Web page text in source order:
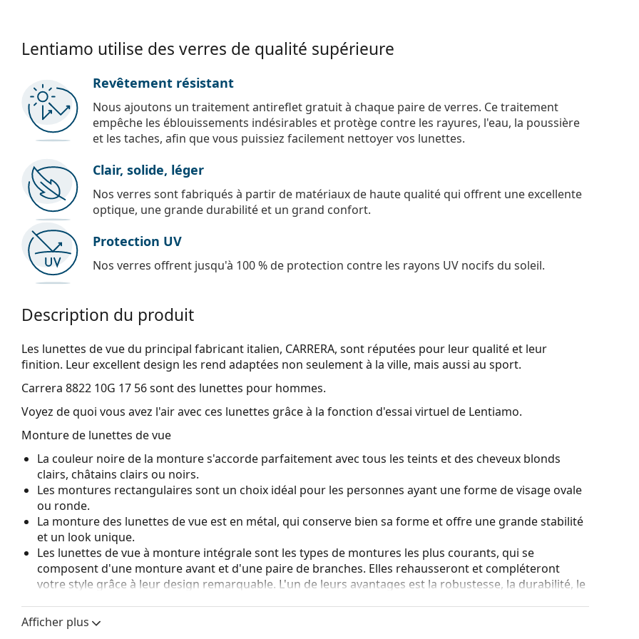
Lentiamo utilise des verres de qualité supérieure
Revêtement résistant
Nous ajoutons un traitement antireflet gratuit à chaque paire de verres. Ce traitement
empêche les éblouissements indésirables et protège contre les rayures, l'eau, la poussière
et les taches, afin que vous puissiez facilement nettoyer vos lunettes.
Clair, solide, léger
Nos verres sont fabriqués à partir de matériaux de haute qualité qui offrent une excellente
optique, une grande durabilité et un grand confort.
Protection UV
Nos verres offrent jusqu'à 100 % de protection contre les rayons UV nocifs du soleil.
Description du produit
Les lunettes de vue du principal fabricant italien, CARRERA, sont réputées pour leur qualité et leur
finition. Leur excellent design les rend adaptées non seulement à la ville, mais aussi au sport.
Carrera 8822 10G 17 56sont des lunettes pour hommes.
Voyez de quoi vous avez l'air avec ces lunettes grâce à la fonction d'essai virtuel de Lentiamo.
Monture de lunettes de vue
La couleur noire de la monture s'accorde parfaitement avec tous les teints et des cheveux blonds
clairs, châtains clairs ou noirs.
Les montures rectangulaires sont un choix idéal pour les personnes ayant une forme de visage ovale
ou ronde.
La monture des lunettes de vue est en métal, qui conserve bien sa forme et offre une grande stabilité
et un look unique.
Les lunettes de vue à monture intégrale sont les types de montures les plus courants, qui se
composent d'une monture avant et d'une paire de branches. Elles rehausseront et compléteront
votre style grâce à leur design remarquable. L'un de leurs avantages est la robustesse, la durabilité, le
de monture convient à tous les verres, y compris les verres de plus grande puissance optique.
Les plaquettes de nez réglables permettent de modifier en douceur la position et l'ajustement de vos
Afficher plus